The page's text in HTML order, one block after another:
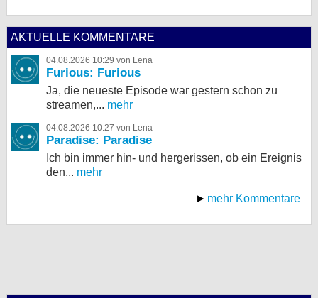
AKTUELLE KOMMENTARE
04.08.2026 10:29 von Lena
Furious: Furious
Ja, die neueste Episode war gestern schon zu
streamen,... mehr
04.08.2026 10:27 von Lena
Paradise: Paradise
Ich bin immer hin- und hergerissen, ob ein Ereignis
den... mehr
mehr Kommentare